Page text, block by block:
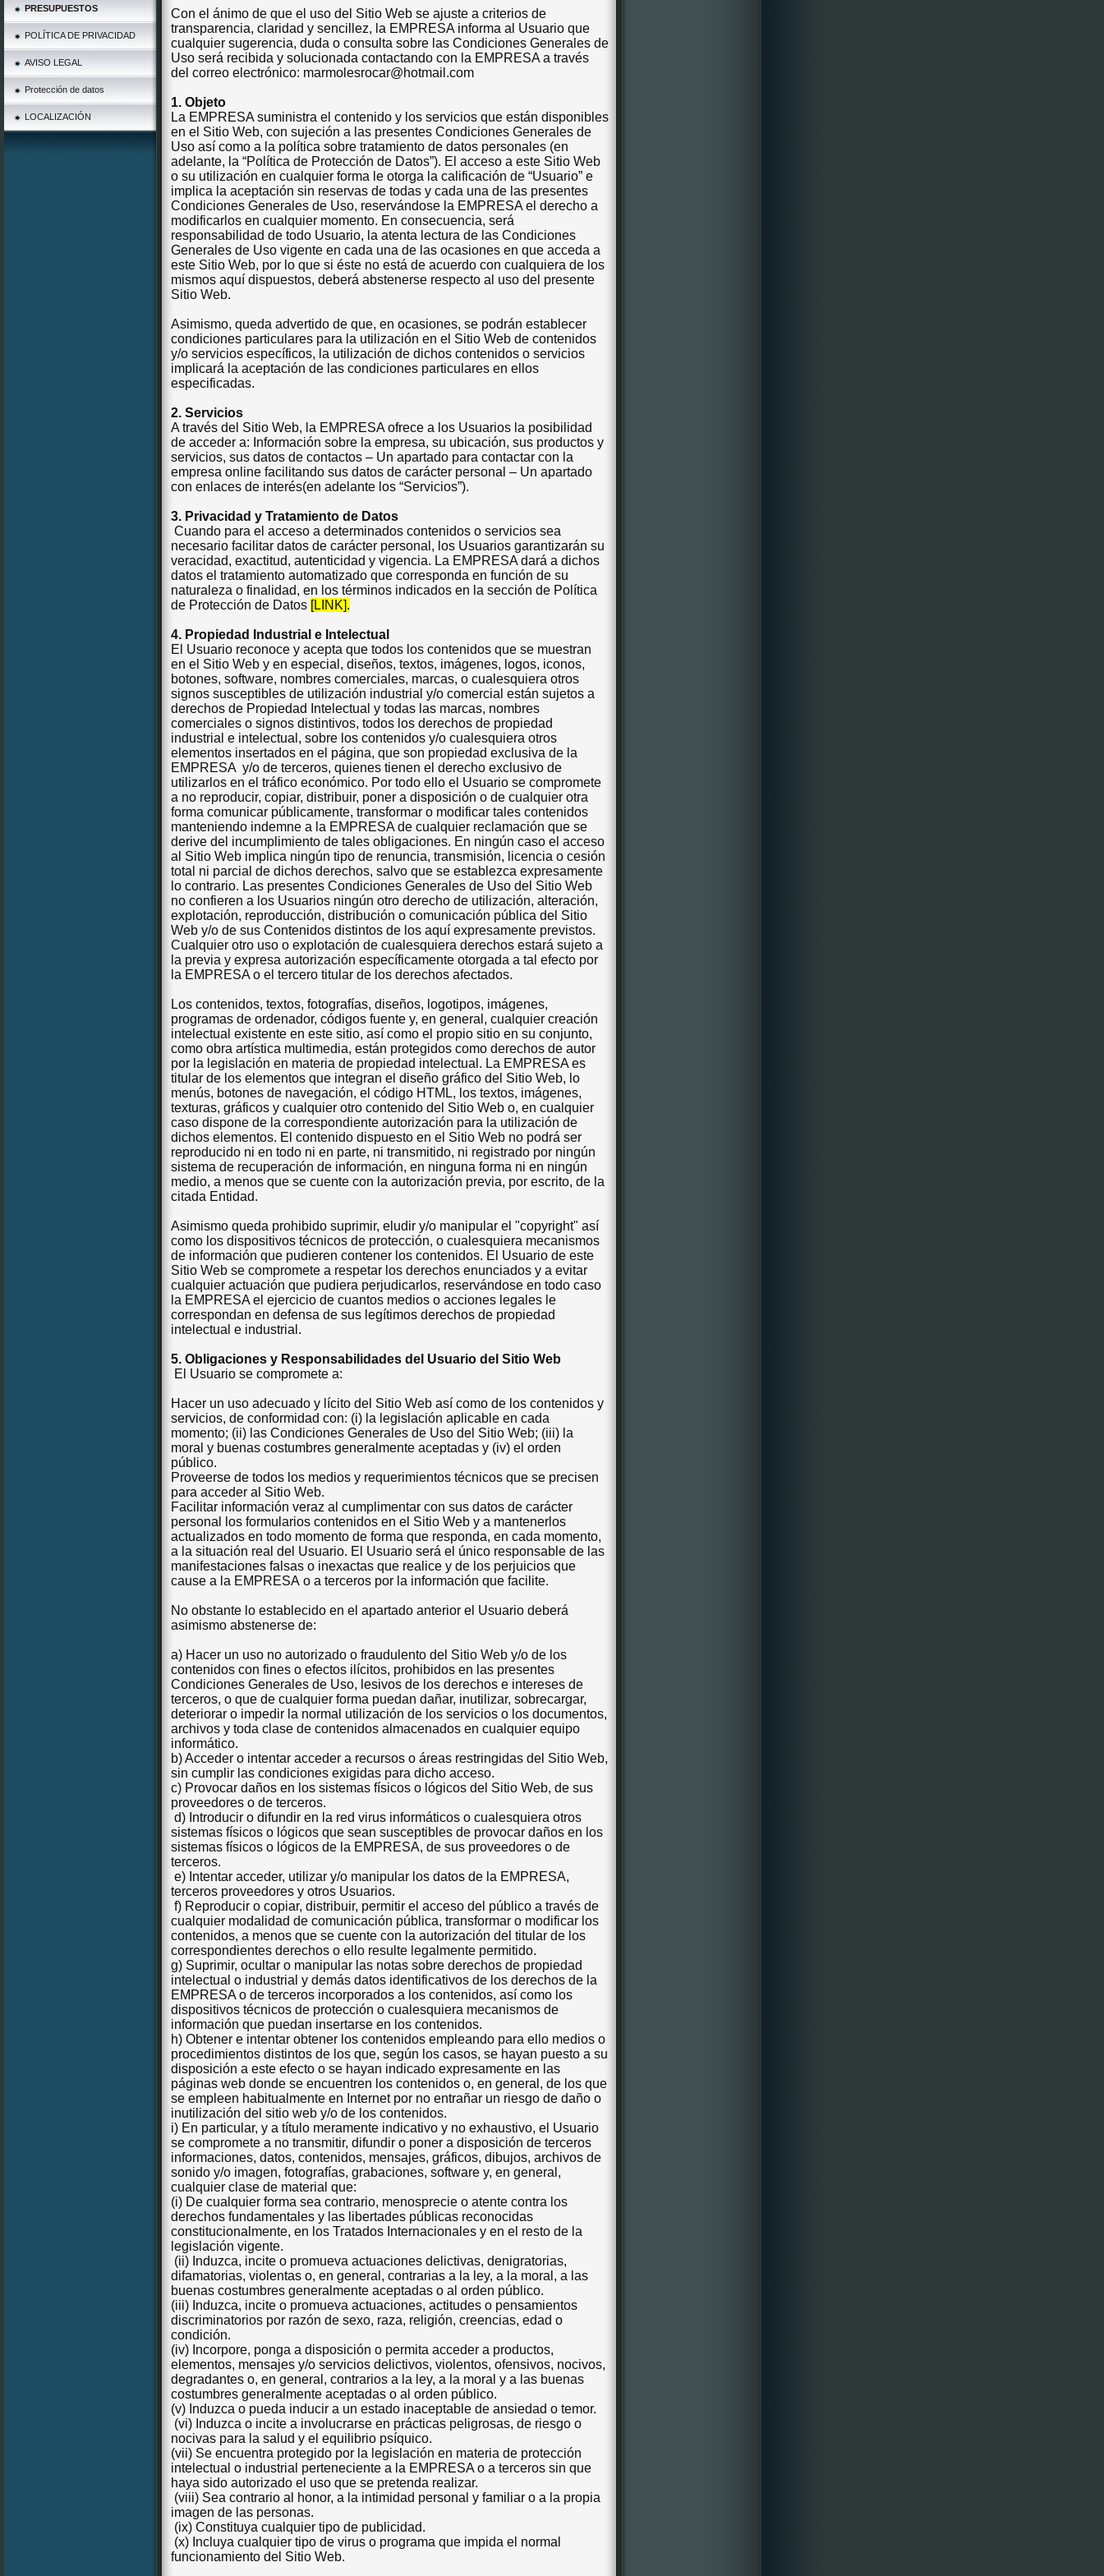
PRESUPUESTOS
POLÍTICA DE PRIVACIDAD
AVISO LEGAL
Protección de datos
LOCALIZACIÓN
Con el ánimo de que el uso del Sitio Web se ajuste a criterios de
transparencia, claridad y sencillez, la EMPRESA informa al Usuario que
cualquier sugerencia, duda o consulta sobre las Condiciones Generales de
Uso será recibida y solucionada contactando con la EMPRESA a través
del correo electrónico: marmolesrocar@hotmail.com
1. Objeto
La EMPRESA suministra el contenido y los servicios que están disponibles
en el Sitio Web, con sujeción a las presentes Condiciones Generales de
Uso así como a la política sobre tratamiento de datos personales (en
adelante, la “Política de Protección de Datos”). El acceso a este Sitio Web
o su utilización en cualquier forma le otorga la calificación de “Usuario” e
implica la aceptación sin reservas de todas y cada una de las presentes
Condiciones Generales de Uso, reservándose la EMPRESA el derecho a
modificarlos en cualquier momento. En consecuencia, será
responsabilidad de todo Usuario, la atenta lectura de las Condiciones
Generales de Uso vigente en cada una de las ocasiones en que acceda a
este Sitio Web, por lo que si éste no está de acuerdo con cualquiera de los
mismos aquí dispuestos, deberá abstenerse respecto al uso del presente
Sitio Web.
Asimismo, queda advertido de que, en ocasiones, se podrán establecer
condiciones particulares para la utilización en el Sitio Web de contenidos
y/o servicios específicos, la utilización de dichos contenidos o servicios
implicará la aceptación de las condiciones particulares en ellos
especificadas.
2. Servicios
A través del Sitio Web, la EMPRESA ofrece a los Usuarios la posibilidad
de acceder a: Información sobre la empresa, su ubicación, sus productos y
servicios, sus datos de contactos – Un apartado para contactar con la
empresa online facilitando sus datos de carácter personal – Un apartado
con enlaces de interés(en adelante los “Servicios”).
3. Privacidad y Tratamiento de Datos
Cuando para el acceso a determinados contenidos o servicios sea
necesario facilitar datos de carácter personal, los Usuarios garantizarán su
veracidad, exactitud, autenticidad y vigencia. La EMPRESA dará a dichos
datos el tratamiento automatizado que corresponda en función de su
naturaleza o finalidad, en los términos indicados en la sección de Política
de Protección de Datos [LINK].
4. Propiedad Industrial e Intelectual
El Usuario reconoce y acepta que todos los contenidos que se muestran
en el Sitio Web y en especial, diseños, textos, imágenes, logos, iconos,
botones, software, nombres comerciales, marcas, o cualesquiera otros
signos susceptibles de utilización industrial y/o comercial están sujetos a
derechos de Propiedad Intelectual y todas las marcas, nombres
comerciales o signos distintivos, todos los derechos de propiedad
industrial e intelectual, sobre los contenidos y/o cualesquiera otros
elementos insertados en el página, que son propiedad exclusiva de la
EMPRESA y/o de terceros, quienes tienen el derecho exclusivo de
utilizarlos en el tráfico económico. Por todo ello el Usuario se compromete
a no reproducir, copiar, distribuir, poner a disposición o de cualquier otra
forma comunicar públicamente, transformar o modificar tales contenidos
manteniendo indemne a la EMPRESA de cualquier reclamación que se
derive del incumplimiento de tales obligaciones. En ningún caso el acceso
al Sitio Web implica ningún tipo de renuncia, transmisión, licencia o cesión
total ni parcial de dichos derechos, salvo que se establezca expresamente
lo contrario. Las presentes Condiciones Generales de Uso del Sitio Web
no confieren a los Usuarios ningún otro derecho de utilización, alteración,
explotación, reproducción, distribución o comunicación pública del Sitio
Web y/o de sus Contenidos distintos de los aquí expresamente previstos.
Cualquier otro uso o explotación de cualesquiera derechos estará sujeto a
la previa y expresa autorización específicamente otorgada a tal efecto por
la EMPRESA o el tercero titular de los derechos afectados.
Los contenidos, textos, fotografías, diseños, logotipos, imágenes,
programas de ordenador, códigos fuente y, en general, cualquier creación
intelectual existente en este sitio, así como el propio sitio en su conjunto,
como obra artística multimedia, están protegidos como derechos de autor
por la legislación en materia de propiedad intelectual. La EMPRESA es
titular de los elementos que integran el diseño gráfico del Sitio Web, lo
menús, botones de navegación, el código HTML, los textos, imágenes,
texturas, gráficos y cualquier otro contenido del Sitio Web o, en cualquier
caso dispone de la correspondiente autorización para la utilización de
dichos elementos. El contenido dispuesto en el Sitio Web no podrá ser
reproducido ni en todo ni en parte, ni transmitido, ni registrado por ningún
sistema de recuperación de información, en ninguna forma ni en ningún
medio, a menos que se cuente con la autorización previa, por escrito, de la
citada Entidad.
Asimismo queda prohibido suprimir, eludir y/o manipular el "copyright" así
como los dispositivos técnicos de protección, o cualesquiera mecanismos
de información que pudieren contener los contenidos. El Usuario de este
Sitio Web se compromete a respetar los derechos enunciados y a evitar
cualquier actuación que pudiera perjudicarlos, reservándose en todo caso
la EMPRESA el ejercicio de cuantos medios o acciones legales le
correspondan en defensa de sus legítimos derechos de propiedad
intelectual e industrial.
5. Obligaciones y Responsabilidades del Usuario del Sitio Web
El Usuario se compromete a:
Hacer un uso adecuado y lícito del Sitio Web así como de los contenidos y
servicios, de conformidad con: (i) la legislación aplicable en cada
momento; (ii) las Condiciones Generales de Uso del Sitio Web; (iii) la
moral y buenas costumbres generalmente aceptadas y (iv) el orden
público.
Proveerse de todos los medios y requerimientos técnicos que se precisen
para acceder al Sitio Web.
Facilitar información veraz al cumplimentar con sus datos de carácter
personal los formularios contenidos en el Sitio Web y a mantenerlos
actualizados en todo momento de forma que responda, en cada momento,
a la situación real del Usuario. El Usuario será el único responsable de las
manifestaciones falsas o inexactas que realice y de los perjuicios que
cause a la EMPRESA o a terceros por la información que facilite.
No obstante lo establecido en el apartado anterior el Usuario deberá
asimismo abstenerse de:
a) Hacer un uso no autorizado o fraudulento del Sitio Web y/o de los
contenidos con fines o efectos ilícitos, prohibidos en las presentes
Condiciones Generales de Uso, lesivos de los derechos e intereses de
terceros, o que de cualquier forma puedan dañar, inutilizar, sobrecargar,
deteriorar o impedir la normal utilización de los servicios o los documentos,
archivos y toda clase de contenidos almacenados en cualquier equipo
informático.
b) Acceder o intentar acceder a recursos o áreas restringidas del Sitio Web,
sin cumplir las condiciones exigidas para dicho acceso.
c) Provocar daños en los sistemas físicos o lógicos del Sitio Web, de sus
proveedores o de terceros.
d) Introducir o difundir en la red virus informáticos o cualesquiera otros
sistemas físicos o lógicos que sean susceptibles de provocar daños en los
sistemas físicos o lógicos de la EMPRESA, de sus proveedores o de
terceros.
e) Intentar acceder, utilizar y/o manipular los datos de la EMPRESA,
terceros proveedores y otros Usuarios.
f) Reproducir o copiar, distribuir, permitir el acceso del público a través de
cualquier modalidad de comunicación pública, transformar o modificar los
contenidos, a menos que se cuente con la autorización del titular de los
correspondientes derechos o ello resulte legalmente permitido.
g) Suprimir, ocultar o manipular las notas sobre derechos de propiedad
intelectual o industrial y demás datos identificativos de los derechos de la
EMPRESA o de terceros incorporados a los contenidos, así como los
dispositivos técnicos de protección o cualesquiera mecanismos de
información que puedan insertarse en los contenidos.
h) Obtener e intentar obtener los contenidos empleando para ello medios o
procedimientos distintos de los que, según los casos, se hayan puesto a su
disposición a este efecto o se hayan indicado expresamente en las
páginas web donde se encuentren los contenidos o, en general, de los que
se empleen habitualmente en Internet por no entrañar un riesgo de daño o
inutilización del sitio web y/o de los contenidos.
i) En particular, y a título meramente indicativo y no exhaustivo, el Usuario
se compromete a no transmitir, difundir o poner a disposición de terceros
informaciones, datos, contenidos, mensajes, gráficos, dibujos, archivos de
sonido y/o imagen, fotografías, grabaciones, software y, en general,
cualquier clase de material que:
(i) De cualquier forma sea contrario, menosprecie o atente contra los
derechos fundamentales y las libertades públicas reconocidas
constitucionalmente, en los Tratados Internacionales y en el resto de la
legislación vigente.
(ii) Induzca, incite o promueva actuaciones delictivas, denigratorias,
difamatorias, violentas o, en general, contrarias a la ley, a la moral, a las
buenas costumbres generalmente aceptadas o al orden público.
(iii) Induzca, incite o promueva actuaciones, actitudes o pensamientos
discriminatorios por razón de sexo, raza, religión, creencias, edad o
condición.
(iv) Incorpore, ponga a disposición o permita acceder a productos,
elementos, mensajes y/o servicios delictivos, violentos, ofensivos, nocivos,
degradantes o, en general, contrarios a la ley, a la moral y a las buenas
costumbres generalmente aceptadas o al orden público.
(v) Induzca o pueda inducir a un estado inaceptable de ansiedad o temor.
(vi) Induzca o incite a involucrarse en prácticas peligrosas, de riesgo o
nocivas para la salud y el equilibrio psíquico.
(vii) Se encuentra protegido por la legislación en materia de protección
intelectual o industrial perteneciente a la EMPRESA o a terceros sin que
haya sido autorizado el uso que se pretenda realizar.
(viii) Sea contrario al honor, a la intimidad personal y familiar o a la propia
imagen de las personas.
(ix) Constituya cualquier tipo de publicidad.
(x) Incluya cualquier tipo de virus o programa que impida el normal
funcionamiento del Sitio Web.